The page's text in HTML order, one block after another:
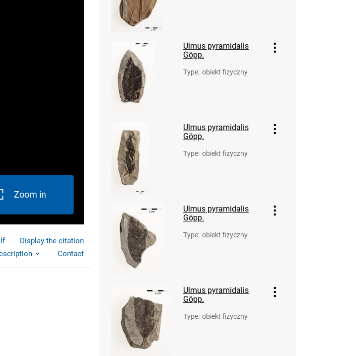
Zoom in
Display the citation
Contact
Ulmus pyramidalis
Göpp.
Type: obiekt fizyczny
Ulmus pyramidalis
Göpp.
Type: obiekt fizyczny
Ulmus pyramidalis
Göpp.
Type: obiekt fizyczny
Ulmus pyramidalis
Göpp.
Type: obiekt fizyczny